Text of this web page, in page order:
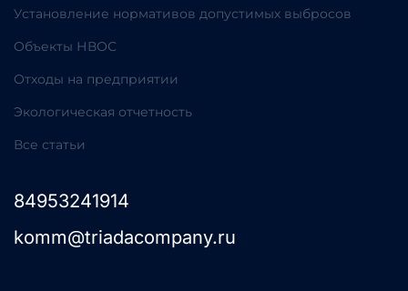
Установление нормативов допустимых выбросов
Объекты НВОС
Отходы на предприятии
Экологическая отчетность
Все статьи
84953241914
komm@triadacompany.ru